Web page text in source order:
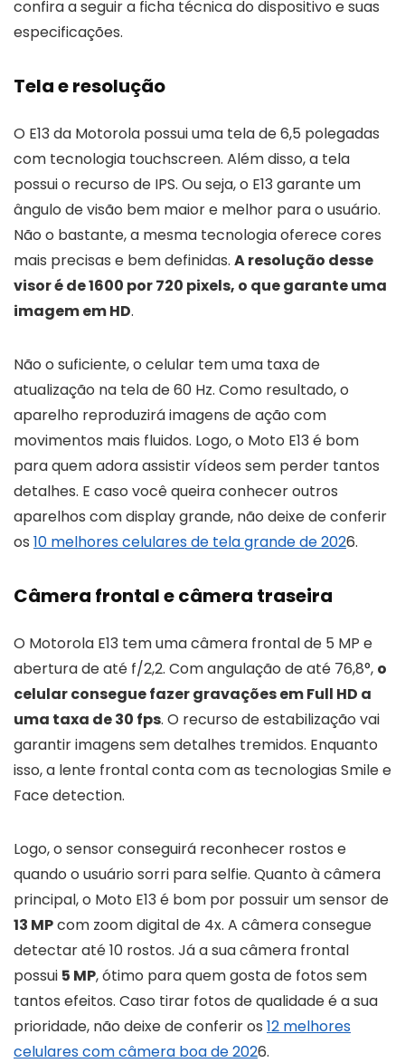
confira a seguir a ficha técnica do dispositivo e suas
especificações.
Tela e resolução
O E13 da Motorola possui uma tela de 6,5 polegadas
com tecnologia touchscreen. Além disso, a tela
possui o recurso de IPS. Ou seja, o E13 garante um
ângulo de visão bem maior e melhor para o usuário.
Não o bastante, a mesma tecnologia oferece cores
mais precisas e bem definidas. A resolução desse
visor é de 1600 por 720 pixels, o que garante uma
imagem em HD.
Não o suficiente, o celular tem uma taxa de
atualização na tela de 60 Hz. Como resultado, o
aparelho reproduzirá imagens de ação com
movimentos mais fluidos. Logo, o Moto E13 é bom
para quem adora assistir vídeos sem perder tantos
detalhes. E caso você queira conhecer outros
aparelhos com display grande, não deixe de conferir
os 10 melhores celulares de tela grande de 2026.
Câmera frontal e câmera traseira
O Motorola E13 tem uma câmera frontal de 5 MP e
abertura de até f/2,2. Com angulação de até 76,8°, o
celular consegue fazer gravações em Full HD a
uma taxa de 30 fps. O recurso de estabilização vai
garantir imagens sem detalhes tremidos. Enquanto
isso, a lente frontal conta com as tecnologias Smile e
Face detection.
Logo, o sensor conseguirá reconhecer rostos e
quando o usuário sorri para selfie. Quanto à câmera
principal, o Moto E13 é bom por possuir um sensor de
13 MPcom zoom digital de 4x. A câmera consegue
detectar até 10 rostos. Já a sua câmera frontal
possui 5 MP, ótimo para quem gosta de fotos sem
tantos efeitos. Caso tirar fotos de qualidade é a sua
prioridade, não deixe de conferir os 12 melhores
celulares com câmera boa de 2026.